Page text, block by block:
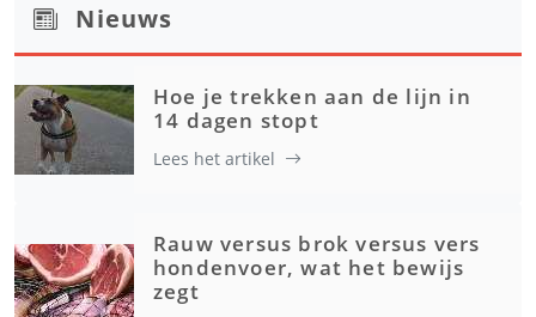
Nieuws
Hoe je trekken aan de lijn in
14 dagen stopt
Lees het artikel
Rauw versus brok versus vers
hondenvoer, wat het bewijs
zegt